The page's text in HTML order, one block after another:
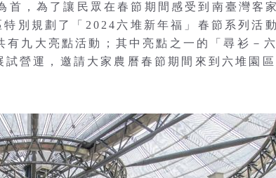
首，為了讓民眾在春節期間感受到南臺灣客
別規劃了「2024六堆新年福」春節系列活
九大亮點活動；其中亮點之一的「尋衫－
營運，邀請大家農曆春節期間來到六堆園區